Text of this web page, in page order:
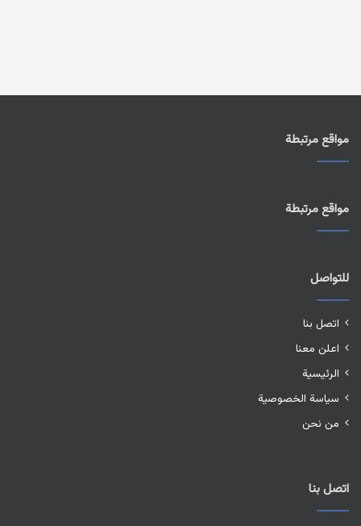
مواقع مرتبطة
مواقع مرتبطة
للتواصل
اتصل بنا
اعلن معنا
الرئيسية
سياسة الخصوصية
من نحن
اتصل بنا